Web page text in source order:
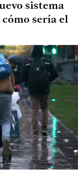
sistema
sería el